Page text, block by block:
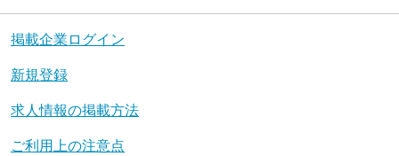
掲載企業ログイン
新規登録
求人情報の掲載方法
ご利用上の注意点